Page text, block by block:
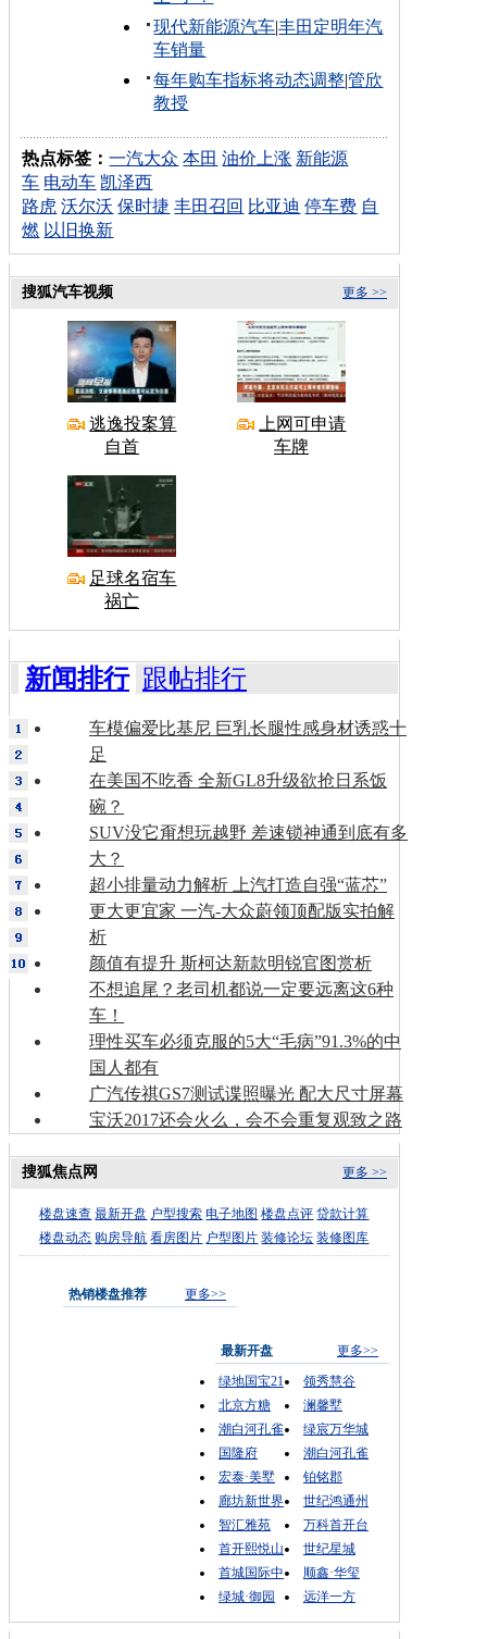
现代新能源汽车|丰田定明年汽
车销量
每年购车指标将动态调整|管欣
教授
热点标签：一汽大众 本田 油价上涨 新能源
车 电动车 凯泽西
路虎 沃尔沃 保时捷 丰田召回 比亚迪 停车费 自
燃 以旧换新
更多 >>
搜狐汽车视频
逃逸投案算
自首
上网可申请
车牌
足球名宿车
祸亡
新闻排行 跟帖排行
车模偏爱比基尼 巨乳长腿性感身材诱惑十
足
在美国不吃香 全新GL8升级欲抢日系饭
碗？
SUV没它甭想玩越野 差速锁神通到底有多
大？
超小排量动力解析 上汽打造自强“蓝芯”
更大更宜家 一汽-大众蔚领顶配版实拍解
析
颜值有提升 斯柯达新款明锐官图赏析
不想追尾？老司机都说一定要远离这6种
车！
理性买车必须克服的5大“毛病”91.3%的中
国人都有
广汽传祺GS7测试谍照曝光 配大尺寸屏幕
宝沃2017还会火么，会不会重复观致之路
更多 >>
搜狐焦点网
楼盘速查 最新开盘 户型搜索 电子地图 楼盘点评 贷款计算
楼盘动态 购房导航 看房图片 户型图片 装修论坛 装修图库
热销楼盘推荐 更多>>
最新开盘
更多>>
绿地国宝21
领秀慧谷
北京方糖
澜馨墅
潮白河孔雀
绿宸万华城
国隆府
潮白河孔雀
宏泰·美墅
铂铭郡
廊坊新世界
世纪鸿通州
智汇雅苑
万科首开台
首开熙悦山
世纪星城
首城国际中
顺鑫·华玺
绿城·御园
远洋一方